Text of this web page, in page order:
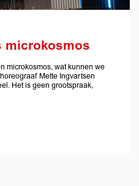
microkosmos
microkosmos, wat kunnen we
Mette Ingvartsen
Het is geen grootspraak,